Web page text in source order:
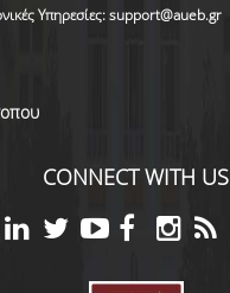
Υπηρεσίες: support@aueb.gr
CONNECT WITH US